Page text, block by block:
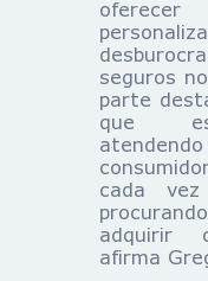
seguros
parte
que
cada
adquirir
afirma